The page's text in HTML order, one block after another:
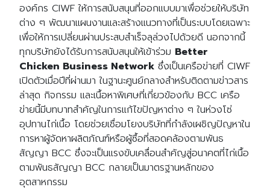
องค์กร CIWF ให้การสนับสนุนที่ออกแบบมาเพื่อช่วยให้บริษัท
ต่าง ๆ พัฒนาแผนงานและสร้างแนวทางที่เป็นระบบโดยเฉพาะ
เพื่อให้การเปลี่ยนผ่านประสบสำเร็จลุล่วงไปด้วยดี นอกจากนี้
ทุกบริษัทยังได้รับการสนับสนุนให้เข้าร่วม Better
Chicken Business Network ซึ่งเป็นเครือข่ายที่ CIWF
เปิดตัวเมื่อปีที่ผ่านมา ในฐานะศูนย์กลางสำหรับติดตามข่าวสาร
ล่าสุด กิจกรรม และเนื้อหาพิเศษที่เกี่ยวข้องกับ BCC เครือ
ข่ายนี้มีบทบาทสำคัญในการแก้ไขปัญหาต่าง ๆ ในห่วงโซ่
อุปทานไก่เนื้อ โดยช่วยเชื่อมโยงบริษัทที่กำลังเผชิญปัญหาใน
การหาผู้จัดหาผลิตภัณฑ์หรือผู้ซื้อที่สอดคล้องตามพันธ
สัญญา BCC ซึ่งจะเป็นแรงขับเคลื่อนสำคัญสู่อนาคตที่ไก่เนื้อ
ตามพันธสัญญา BCC กลายเป็นมาตรฐานหลักของ
อุตสาหกรรม